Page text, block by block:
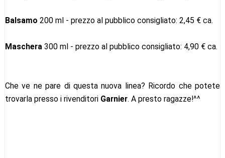
Balsamo 200 ml - prezzo al pubblico consigliato: 2,45 € ca.
Maschera300 ml - prezzo al pubblico consigliato: 4,90 € ca.
Che ve ne pare di questa nuova linea? Ricordo che potete
trovarla presso i rivenditori Garnier. A presto ragazze!^^